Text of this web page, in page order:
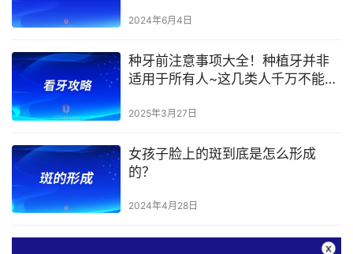
2024年6月4日
种牙前注意事项大全！种植牙并非
适用于所有人~这几类人千万不能做
2025年3月27日
女孩子脸上的斑到底是怎么形成
的？
2024年4月28日